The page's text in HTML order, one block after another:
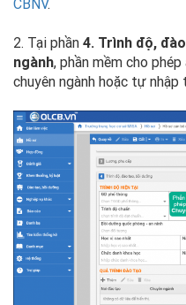
CBNV.
2. Tại phần 4. Trình độ,
ngành, phần mềm cho
chuyên ngành hoặc tự nhập